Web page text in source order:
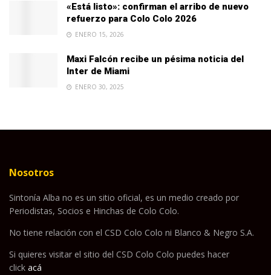
«Está listo»: confirman el arribo de nuevo
refuerzo para Colo Colo 2026
ENERO 15, 2026
Maxi Falcón recibe un pésima noticia del
Inter de Miami
ENERO 30, 2025
Nosotros
Sintonía Alba no es un sitio oficial, es un medio creado por
Periodistas, Socios e Hinchas de Colo Colo.
No tiene relación con el CSD Colo Colo ni Blanco & Negro S.A.
Si quieres visitar el sitio del CSD Colo Colo puedes hacer
click acá